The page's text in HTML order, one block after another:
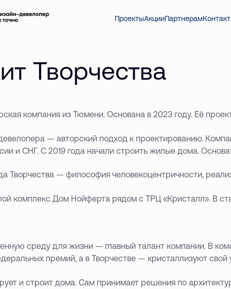
ПроектыАкцииПартнерам
Творчества
компания из Тюмени. Основана в 2023 году. Её
— авторский подход к проектированию.
и СНГ. С 2019 года начали строить жилые дома.
Творчества — философия человекоцентричности,
комплекс Дом Нойферта рядом с ТРЦ «Кристалл». В
среду для жизни — главный талант компании. В
премий, а в Творчестве — кристаллизуют свой
и строит дома. Сам принимает решения по